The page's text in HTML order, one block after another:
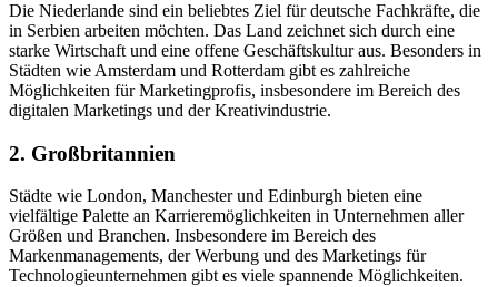
Die Niederlande sind ein beliebtes Ziel für deutsche Fachkräfte, die
in Serbien arbeiten möchten. Das Land zeichnet sich durch eine
starke Wirtschaft und eine offene Geschäftskultur aus. Besonders in
Städten wie Amsterdam und Rotterdam gibt es zahlreiche
Möglichkeiten für Marketingprofis, insbesondere im Bereich des
digitalen Marketings und der Kreativindustrie.
2. Großbritannien
Städte wie London, Manchester und Edinburgh bieten eine
vielfältige Palette an Karrieremöglichkeiten in Unternehmen aller
Größen und Branchen. Insbesondere im Bereich des
Markenmanagements, der Werbung und des Marketings für
Technologieunternehmen gibt es viele spannende Möglichkeiten.